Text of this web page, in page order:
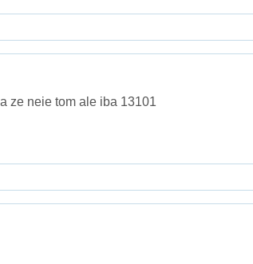
ze neie tom ale iba 13101